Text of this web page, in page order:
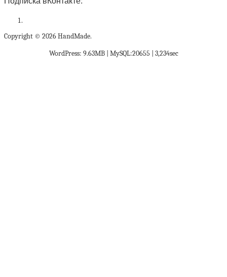
Copyright © 2026 HandMade.
WordPress: 9.63MB | MySQL:20655 | 3,234sec